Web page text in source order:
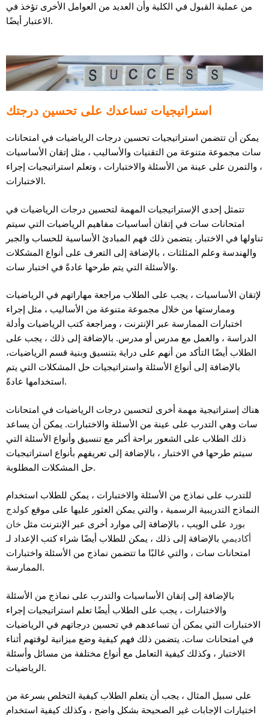
من عملية القبول في الكلية وأن العديد من العوامل الأخرى تؤخذ في
الاعتبار أيضًا.
استراتيجيات تساعدك على تحسين درجتك
يمكن أن تتضمن استراتيجيات تحسين درجات الرياضيات في امتحانات
سات مجموعة متنوعة من التقنيات والأساليب ، مثل إتقان الأساسيات
، والتمرن على عينة من الأسئلة والاختبارات ، وتعلم استراتيجيات إجراء
الاختبارات.
تتمثل إحدى الإستراتيجيات المهمة لتحسين درجات الرياضيات في
امتحانات سات في إتقان أساسيات مفاهيم الرياضيات التي سيتم
تناولها في الاختبار. يتضمن ذلك فهم المبادئ الأساسية للحساب والجبر
والهندسة وعلم المثلثات ، بالإضافة إلى التعرف على أنواع المشكلات
والأسئلة التي يتم طرحها عادةً في اختبار سات.
لإتقان الأساسيات ، يجب على الطلاب مراجعة مهاراتهم في الرياضيات
وممارستها من خلال مجموعة متنوعة من الأساليب ، مثل إجراء
اختبارات الممارسة عبر الإنترنت ، ومراجعة كتب الرياضيات وأدلة
الدراسة ، والعمل مع مدرس أو مدرس. بالإضافة إلى ذلك ، يجب على
الطلاب أيضًا التأكد من أنهم على دراية بتنسيق وبنية قسم الرياضيات،
بالإضافة إلى أنواع الأسئلة واستراتيجيات حل المشكلات التي يتم
استخدامها عادةً.
هناك إستراتيجية مهمة أخرى لتحسين درجات الرياضيات في امتحانات
سات وهي التدرب على عينة من الأسئلة والاختبارات. يمكن أن يساعد
ذلك الطلاب على الشعور براحة أكبر مع تنسيق وأنواع الأسئلة التي
سيتم طرحها في الاختبار ، بالإضافة إلى تعريفهم بأنواع استراتيجيات
حل المشكلات المطلوبة.
للتدرب على نماذج من الأسئلة والاختبارات ، يمكن للطلاب استخدام
النماذج التدريبية الرسمية ، والتي يمكن العثور عليها على موقعكولدج
بورد على الويب ، بالإضافة إلى موارد أخرى عبر الإنترنت مثل خان
أكاديمي بالإضافة إلى ذلك ، يمكن للطلاب أيضًا شراء كتب الإعداد لـ
امتحانات سات ، والتي غالبًا ما تتضمن نماذج من الأسئلة واختبارات
الممارسة.
بالإضافة إلى إتقان الأساسيات والتدرب على نماذج من الأسئلة
والاختبارات ، يجب على الطلاب أيضًا تعلم استراتيجيات إجراء
الاختبارات التي يمكن أن تساعدهم في تحسين درجاتهم في الرياضيات
في امتحانات سات. يتضمن ذلك فهم كيفية وضع ميزانية لوقتهم أثناء
الاختبار ، وكذلك كيفية التعامل مع أنواع مختلفة من مسائل وأسئلة
الرياضيات.
على سبيل المثال ، يجب أن يتعلم الطلاب كيفية التخلص بسرعة من
اختيارات الإجابات غير الصحيحة بشكل واضح ، وكذلك كيفية استخدام